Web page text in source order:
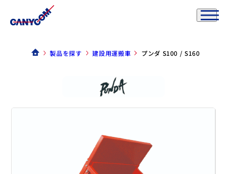
製品を探す 建設用運搬車 プンダ S100 / S160